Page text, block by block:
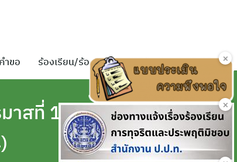
ำขอ ร้องเรียน/ร้องทุกข์ ติดต่อเรา
าสที่ 1
×
×